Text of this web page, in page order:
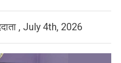
, July 4th, 2026